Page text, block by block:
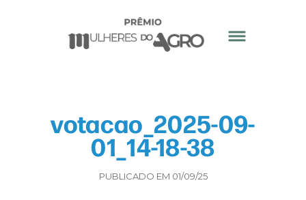
votacao_2025-09-
01_14-18-38
PUBLICADO EM 01/09/25